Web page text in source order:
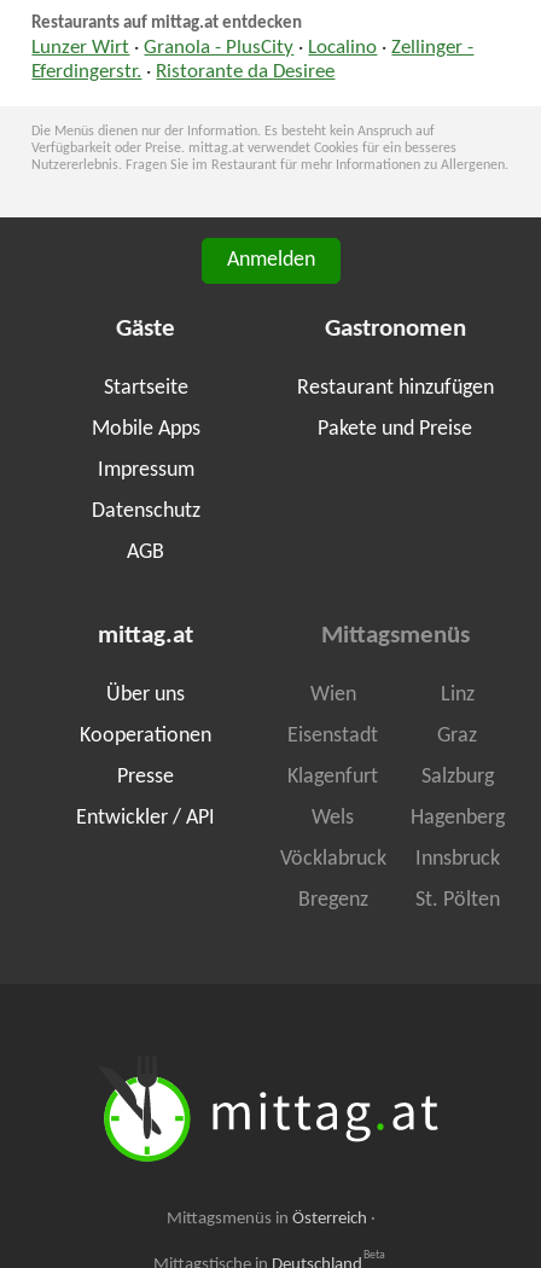
Restaurants auf mittag.at entdecken
Lunzer Wirt ·Granola - PlusCity · Localino ·Zellinger -
Eferdingerstr. · Ristorante da Desiree
Die Menüs dienen nur der Information. Es besteht kein Anspruch auf
Verfügbarkeit oder Preise. mittag.at verwendet Cookies für ein besseres
Nutzererlebnis. Fragen Sie im Restaurant für mehr Informationen zu Allergenen.
Anmelden
Gäste
Startseite
Mobile Apps
Impressum
Datenschutz
AGB
Gastronomen
Restaurant hinzufügen
Pakete und Preise
mittag.at
Über uns
Kooperationen
Presse
Entwickler / API
Mittagsmenüs
Wien
Linz
Eisenstadt
Graz
Klagenfurt
Salzburg
Wels
Hagenberg
Vöcklabruck
Innsbruck
Bregenz
St. Pölten
Mittagsmenüs in Österreich ·
Beta